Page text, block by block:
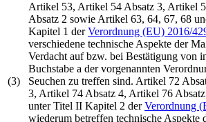
(3)
Artikel 53, Artikel 54 Absatz 3, Artikel
Absatz 2 sowie Artikel 63, 64, 67, 68
Kapitel 1 derVerordnung (EU) 2016/
verschiedene technische Aspekte der
Verdacht auf bzw. bei Bestätigung von
Buchstabe a der vorgenannten
Seuchen zu treffen sind. Artikel 72
3, Artikel 74 Absatz 4, Artikel 76
unter Titel II Kapitel 2 derVerordnung
wiederum betreffen technische Aspekte